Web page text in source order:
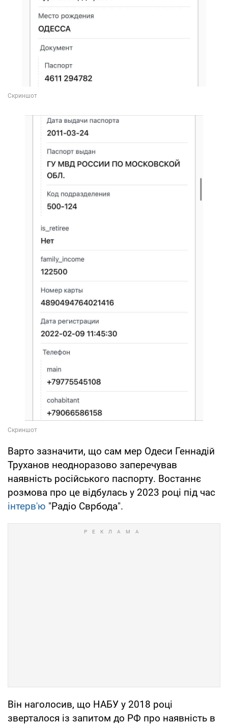
Варто зазначити, що сам мер Одеси Геннадій
Труханов неодноразово заперечував
наявність російського паспорту. Востаннє
розмова про це відбулась у 2023 році під час
інтерв'ю "Радіо Сврбода".
Він наголосив, що НАБУ у 2018 році
зверталося із запитом до РФ про наявність в